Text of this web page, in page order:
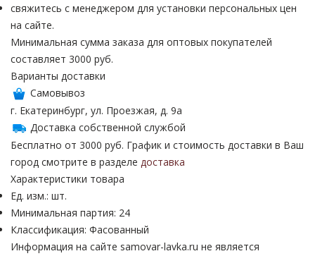
свяжитесь с менеджером для установки персональных цен
на сайте.
Минимальная сумма заказа для оптовых покупателей
составляет 3000 руб.
Варианты доставки
Самовывоз
г. Екатеринбург, ул. Проезжая, д. 9а
Доставка собственной службой
Бесплатно от 3000 руб. График и стоимость доставки в Ваш
город смотрите в разделе доставка
Характеристики товара
Ед. изм.: шт.
Минимальная партия: 24
Классификация: Фасованный
Информация на сайте samovar-lavka.ru не является